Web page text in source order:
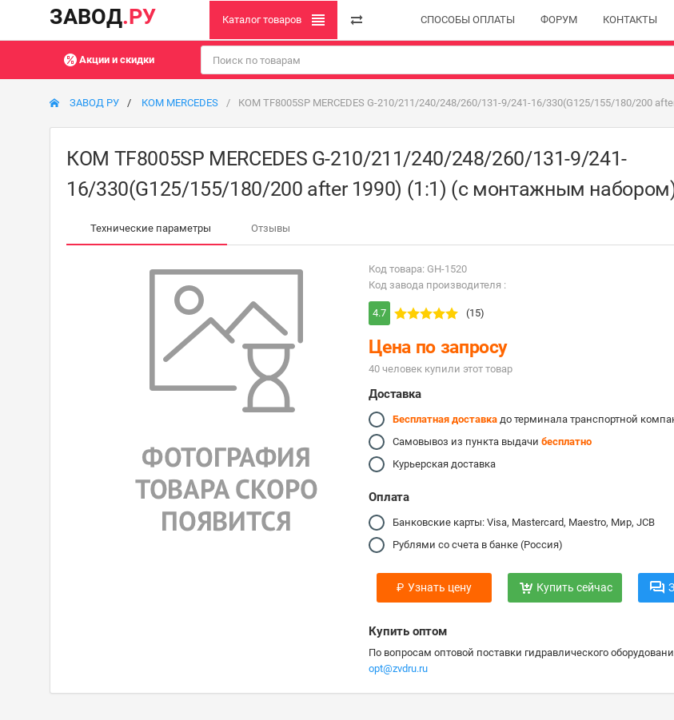
ЗАВОД.РУ Каталог товаров СПОСОБЫ ОПЛАТЫ ФОРУМ КОНТАКТЫ
Акции и скидки
ЗАВОД РУ КОМ MERCEDES КОМ TF8005SP MERCEDES G-210/211/240/248/260/131-9/241-16/330(G125/155/180/200
КОМ TF8005SP MERCEDES G-210/211/240/248/260/131-9/241-
16/330(G125/155/180/200 after 1990) (1:1) (с монтажным
Технические параметры Отзывы
Код товара: GH-1520
Код завода производителя :
4.7 (15)
Цена по запросу
40 человек купили этот товар
Доставка
Бесплатная доставка до терминала транспортной
Самовывоз из пункта выдачибесплатно
Курьерская доставка
Оплата
Банковские карты: Visa, Mastercard, Maestro, Мир, JCB
Рублями со счета в банке (Россия)
₽ Узнать цену Купить сейчас
Купить оптом
По вопросам оптовой поставки гидравлического
opt@zvdru.ru